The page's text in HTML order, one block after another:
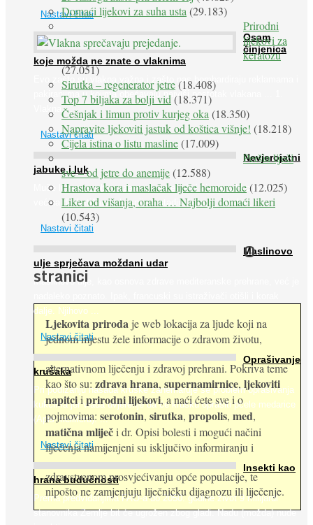
Nastavi čitati
Osam
činjenica
koje možda ne znate o vlaknima
Evo zašto su vlakna važna i zašto nas bombardiraju reklamama i
pakiranjima u kojima obećavaju najviši postotak vlakana ... 1.
Vlakna ...
Nastavi čitati
Nevjerojatni
jabuke i luk
Muče li vas tegobe vezane uz srce, oči i živce, od kojih pati
većina dijabetičara u kasnijem stadiju bolesti, jabuke ...
Nastavi čitati
Maslinovo
ulje sprječava moždani udar
Maslinovo ulje, kao osnova zdrave mediteranske prehrane, već je
dalje. Njihovo ...
Nastavi čitati
Oprašivanje
krušaka
Pri podizanju nasada kruške zanemaruje se problem oprašivanja
kukcima jer vlada uvjerenje da će krušku oprašiti pčele medarice
(Apis mellifera). ...
Nastavi čitati
Insekti kao
hrana budućnosti
Prema predviđanjima FAO-a do 2050. godine život 9 milijardi
stanovnika Zemlje bit će ugrožen zbog gladi. Nadu (možda) nude
Domaći lijekovi za suha usta (29.183)
Prirodni
lijekovi za
keratozu
(27.051)
Sirutka – regenerator jetre(18.408)
Top 7 biljaka za bolji vid (18.371)
Češnjak i limun protiv kurjeg oka (18.350)
Napravite ljekoviti jastuk od koštica višnje! (18.218)
Cijela istina o listu masline(17.009)
Peršin liječi
sve – od jetre do anemije(12.588)
Hrastova kora i maslačak liječe hemoroide(12.025)
Liker od višanja, oraha … Najbolji domaći likeri
(10.543)
O
stranici
Ljekovita priroda je web lokacija za ljude koji na
jednom mjestu žele informacije o zdravom životu,
alternativnom liječenju i zdravoj prehrani. Pokriva teme
kao što su: zdrava hrana, supernamirnice, ljekoviti
napitciiprirodni lijekovi, a naći ćete sve i o
pojmovima: serotonin, sirutka, propolis, med,
matična mliječi dr. Opisi bolesti i mogući načini
liječenja namijenjeni su isključivo informiranju i
zdravstvenom prosvjećivanju opće populacije, te
nipošto ne zamjenjuju liječničku dijagnozu ili liječenje.